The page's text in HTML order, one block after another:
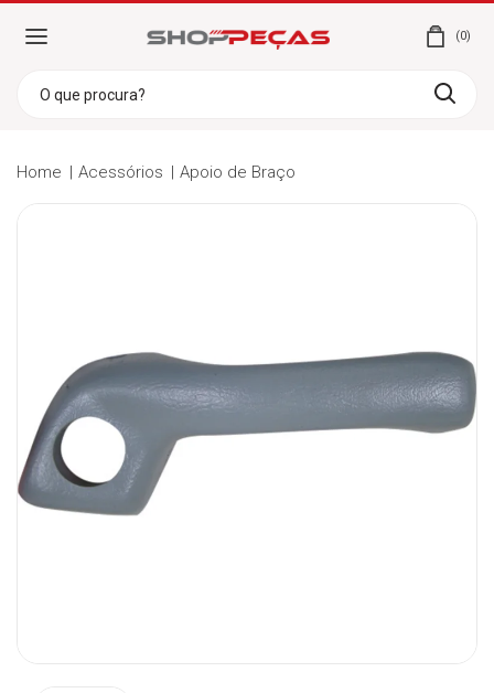
0
Home Acessórios Apoio de Braço